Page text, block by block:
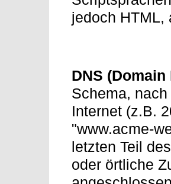
jedoch HTML,
DNS
Schema,
Internet (z.B.
"www.acme-
letzten Teil
oder örtliche